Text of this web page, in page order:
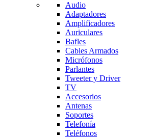
Audio
Adaptadores
Amplificadores
Auriculares
Bafles
Cables Armados
Micrófonos
Parlantes
Tweeter y Driver
TV
Accesorios
Antenas
Soportes
Telefonía
Teléfonos